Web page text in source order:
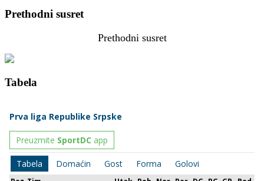
Prethodni susret
Prethodni susret
Tabela